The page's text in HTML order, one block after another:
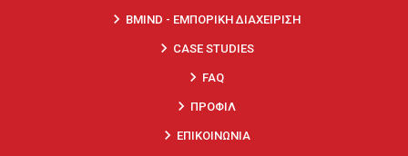
keyboard_arrow_right BMIND - ΕΜΠΟΡΙΚΗ ΔΙΑΧΕΙΡΙΣΗ
keyboard_arrow_right CASE STUDIES
keyboard_arrow_right FAQ
keyboard_arrow_right ΠΡΟΦΙΛ
keyboard_arrow_right ΕΠΙΚΟΙΝΩΝΙΑ